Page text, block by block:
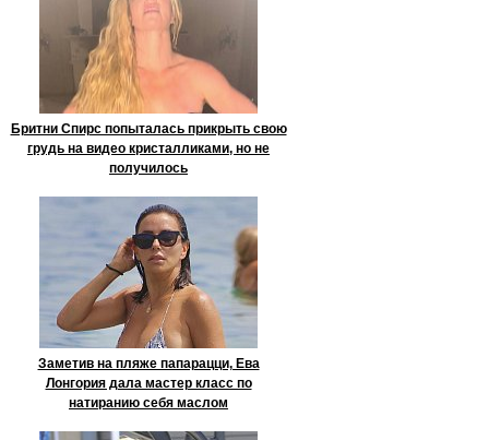
Бритни Спирс попыталась прикрыть свою
грудь на видео кристалликами, но не
получилось
Заметив на пляже папарацци, Ева
Лонгория дала мастер класс по
натиранию себя маслом